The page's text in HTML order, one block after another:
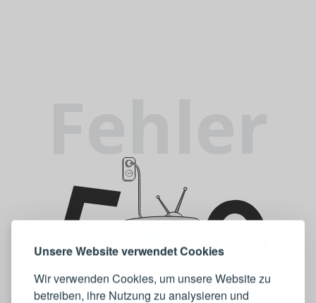
Unsere Website verwendet Cookies
Wir verwenden Cookies, um unsere Website zu
betreiben, ihre Nutzung zu analysieren und